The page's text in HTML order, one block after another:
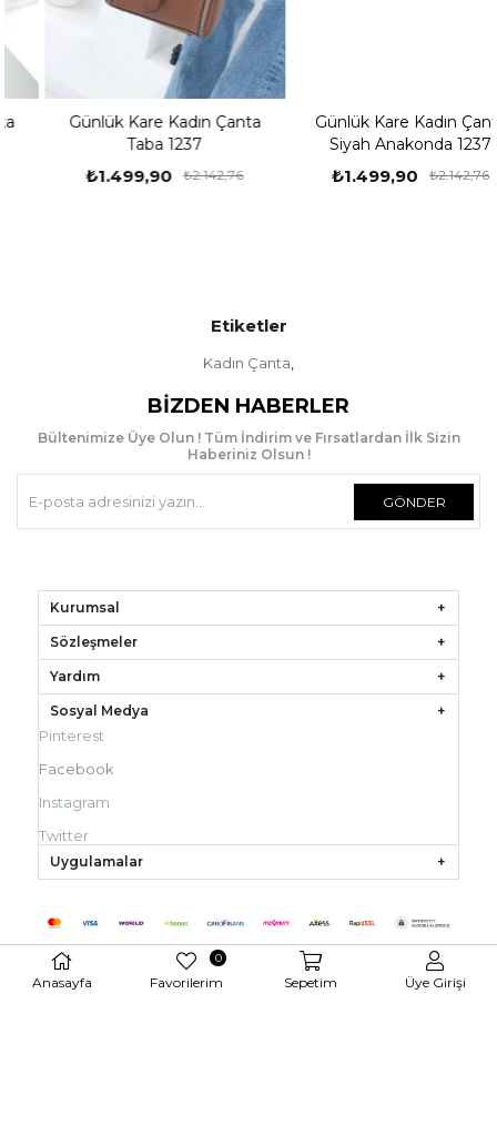
Günlük Kare Kadın Çanta
Taba 1237
₺1.499,90 ₺2.142,76
Günlük Kare Kadın Çanta
Siyah Anakonda 1237
₺1.499,90 ₺2.142,76
Etiketler
Kadın Çanta
BIZDEN HABERLER
Bültenimize Üye Olun ! Tüm İndirim ve Fırsatlardan İlk Sizin
Haberiniz Olsun !
GÖNDER
Kurumsal
Sözleşmeler
Yardım
Sosyal Medya
Pinterest
Facebook
Instagram
Twitter
Uygulamalar
Anasayfa Favorilerim
0
Sepetim Üye Girişi